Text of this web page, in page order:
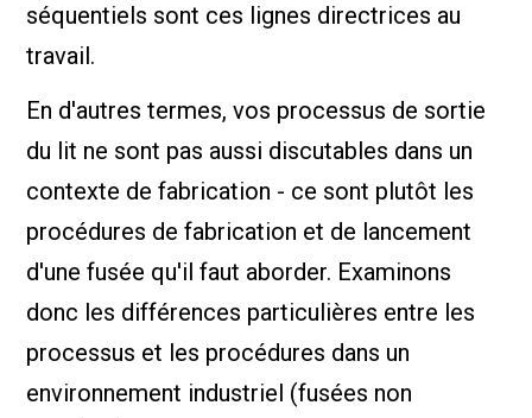
séquentiels sont ces lignes directrices au
travail.
En d'autres termes, vos processus de sortie
du lit ne sont pas aussi discutables dans un
contexte de fabrication - ce sont plutôt les
procédures de fabrication et de lancement
d'une fusée qu'il faut aborder. Examinons
donc les différences particulières entre les
processus et les procédures dans un
environnement industriel (fusées non